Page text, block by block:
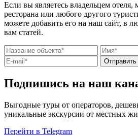
Если вы являетесь владельцем отеля,
ресторана или любого другого
можете добавить его на наш сайт, в
вам статей.
Отправить
Подпишись на наш
Выгодные туры от операторов,
уникальные экскурсии от местных
Перейти в Telegram